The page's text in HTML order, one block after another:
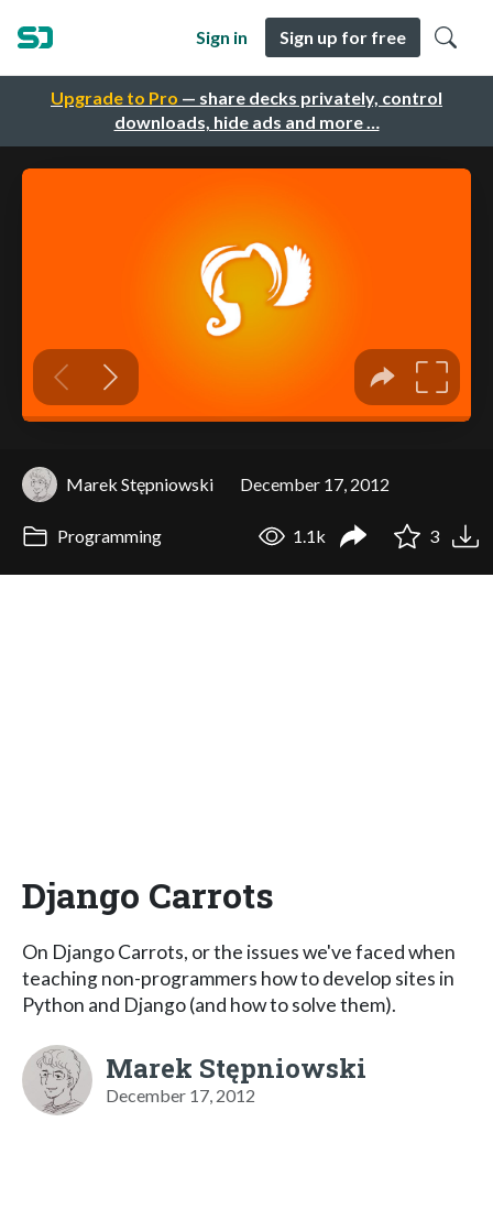
Upgrade to Pro — share decks privately, control
downloads, hide ads and more …
Sign in Sign up for free
Marek Stępniowski December 17, 2012
Programming 1.1k 3
Django Carrots
On Django Carrots, or the issues we've faced when
teaching non-programmers how to develop sites in
Python and Django (and how to solve them).
Marek Stępniowski
December 17, 2012